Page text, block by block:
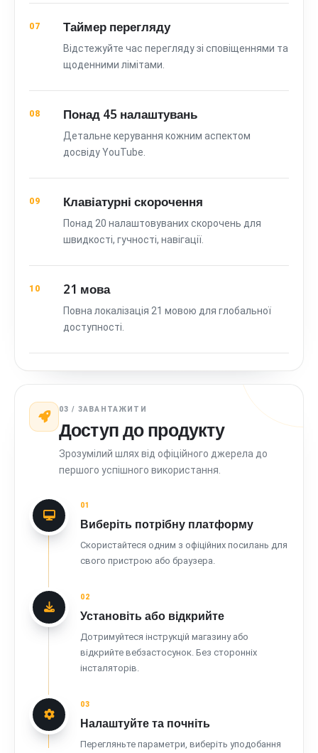
07 Таймер перегляду
Відстежуйте час перегляду зі сповіщеннями та
щоденними лімітами.
08 Понад 45 налаштувань
Детальне керування кожним аспектом
досвіду YouTube.
09 Клавіатурні скорочення
Понад 20 налаштовуваних скорочень для
швидкості, гучності, навігації.
10 21 мова
Повна локалізація 21 мовою для глобальної
доступності.
03 / ЗАВАНТАЖИТИ
Доступ до продукту
Зрозумілий шлях від офіційного джерела до
першого успішного використання.
01
Виберіть потрібну платформу
Скористайтеся одним з офіційних посилань для
свого пристрою або браузера.
02
Установіть або відкрийте
Дотримуйтеся інструкцій магазину або
відкрийте вебзастосунок. Без сторонніх
інсталяторів.
03
Налаштуйте та почніть
Перегляньте параметри, виберіть уподобання